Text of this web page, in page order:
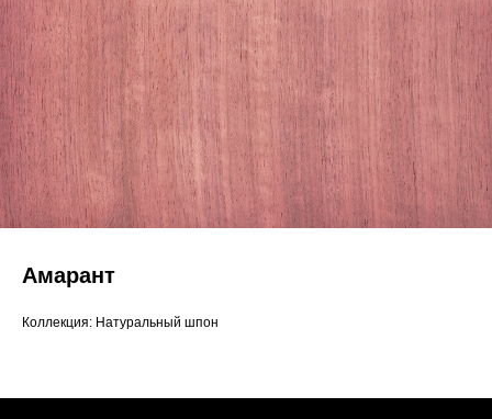
Амарант
Коллекция: Натуральный шпон